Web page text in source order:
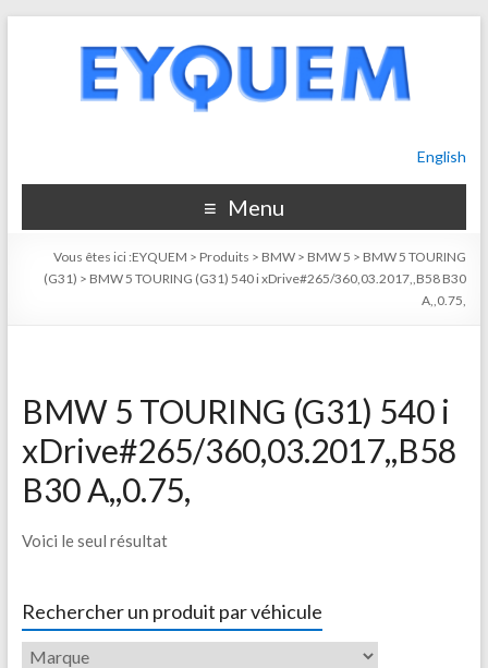
English
Menu
Vous êtes ici :EYQUEM > Produits > BMW > BMW 5 > BMW 5 TOURING
(G31) > BMW 5 TOURING (G31) 540 i xDrive#265/360,03.2017,,B58 B30
A,,0.75,
BMW 5 TOURING (G31) 540 i
xDrive#265/360,03.2017,,B58
B30 A,,0.75,
Voici le seul résultat
Rechercher un produit par véhicule